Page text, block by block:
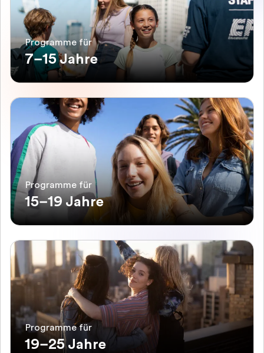
Programme für
7–15 Jahre
Programme für
15–19 Jahre
Programme für
19–25 Jahre